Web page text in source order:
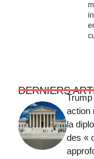
DERNIERS
Trump
action
la
des «